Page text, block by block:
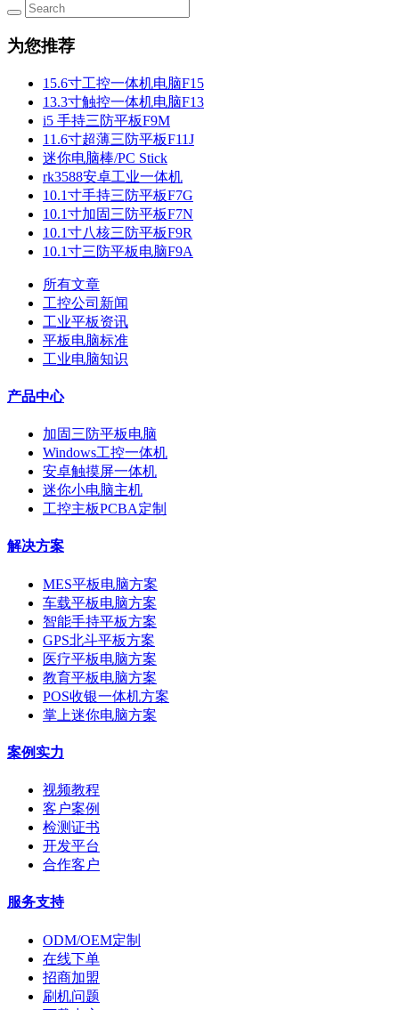
为您推荐
15.6寸工控一体机电脑F15
13.3寸触控一体机电脑F13
i5 手持三防平板F9M
11.6寸超薄三防平板F11J
迷你电脑棒/PC Stick
rk3588安卓工业一体机
10.1寸手持三防平板F7G
10.1寸加固三防平板F7N
10.1寸八核三防平板F9R
10.1寸三防平板电脑F9A
所有文章
工控公司新闻
工业平板资讯
平板电脑标准
工业电脑知识
产品中心
加固三防平板电脑
Windows工控一体机
安卓触摸屏一体机
迷你小电脑主机
工控主板PCBA定制
解决方案
MES平板电脑方案
车载平板电脑方案
智能手持平板方案
GPS北斗平板方案
医疗平板电脑方案
教育平板电脑方案
POS收银一体机方案
掌上迷你电脑方案
案例实力
视频教程
客户案例
检测证书
开发平台
合作客户
服务支持
ODM/OEM定制
在线下单
招商加盟
刷机问题